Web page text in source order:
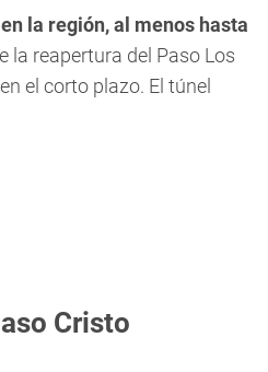
la región, al menos hasta
la reapertura del Paso Los
el corto plazo. El túnel
Cristo